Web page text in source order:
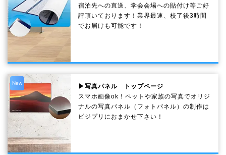
宿泊先への直送、学会会場への貼付け等ご好
評頂いております！業界最速、校了後3時間
でお届けも可能です！
New
▶写真パネル トップページ
スマホ画像ok！ペットや家族の写真でオリジ
ナルの写真パネル（フォトパネル）の制作は
ビジプリにおまかせ下さい！